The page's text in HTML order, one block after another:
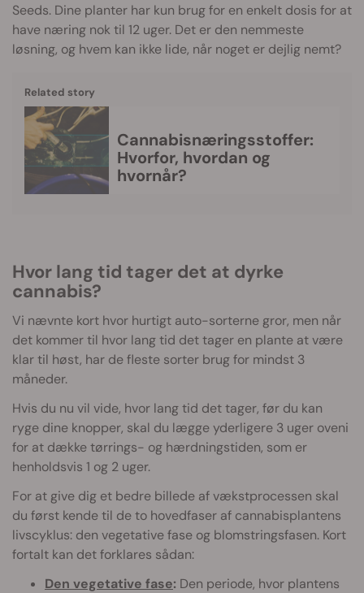
Seeds. Dine planter har kun brug for en enkelt dosis for at
have næring nok til 12 uger. Det er den nemmeste
løsning, og hvem kan ikke lide, når noget er dejlig nemt?
Related story
Cannabisnæringsstoffer:
Hvorfor, hvordan og
hvornår?
Hvor lang tid tager det at dyrke
cannabis?
Vi nævnte kort hvor hurtigt auto-sorterne gror, men når
det kommer til hvor lang tid det tager en plante at være
klar til høst, har de fleste sorter brug for mindst 3
måneder.
Hvis du nu vil vide, hvor lang tid det tager, før du kan
ryge dine knopper, skal du lægge yderligere 3 uger oveni
for at dække tørrings- og hærdningstiden, som er
henholdsvis 1 og 2 uger.
For at give dig et bedre billede af vækstprocessen skal
du først kende til de to hovedfaser af cannabisplantens
livscyklus: den vegetative fase og blomstringsfasen. Kort
fortalt kan det forklares sådan:
Den vegetative fase: Den periode, hvor plantens